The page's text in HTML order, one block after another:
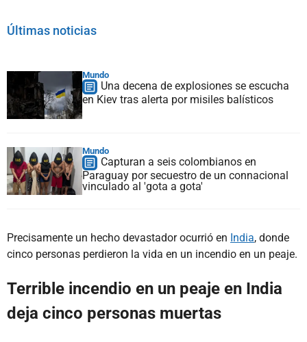
Últimas noticias
Mundo
Una decena de explosiones se escucha
en Kiev tras alerta por misiles balísticos
Mundo
Capturan a seis colombianos en
Paraguay por secuestro de un connacional
vinculado al 'gota a gota'
Precisamente un hecho devastador ocurrió en India, donde
cinco personas perdieron la vida en un incendio en un peaje.
Terrible incendio en un peaje en India
deja cinco personas muertas